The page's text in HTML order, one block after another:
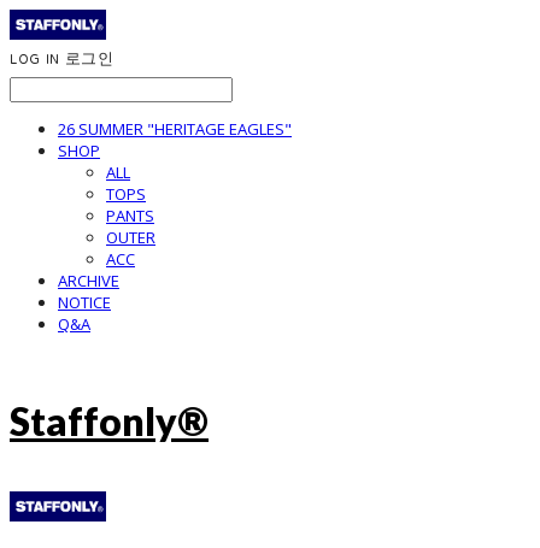
LOG IN 로그인
26 SUMMER "HERITAGE EAGLES"
SHOP
ALL
TOPS
PANTS
OUTER
ACC
ARCHIVE
NOTICE
Q&A
Staffonly®